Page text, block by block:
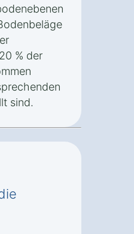
% der
sind.